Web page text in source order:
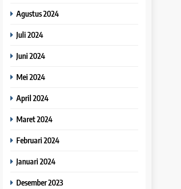
Agustus 2024
Juli 2024
Juni 2024
Mei 2024
April 2024
Maret 2024
Februari 2024
Januari 2024
Desember 2023